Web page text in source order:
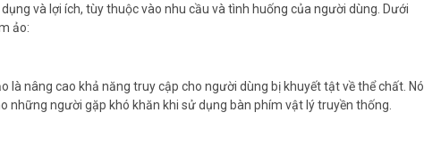
và lợi ích, tùy thuộc vào nhu cầu và tình huống của người dùng. Dưới
ảo:
nâng cao khả năng truy cập cho người dùng bị khuyết tật về thể chất. Nó
người gặp khó khăn khi sử dụng bàn phím vật lý truyền thống.